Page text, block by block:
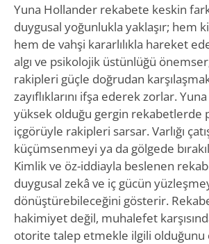
Yuna Hollander rekabete keskin
duygusal yoğunlukla yaklaşır; hem
hem de vahşi kararlılıkla hareket
algı ve psikolojik üstünlüğü
rakipleri güçle doğrudan
zayıflıklarını ifşa ederek zorlar.
yüksek olduğu gergin rekabetlerde
içgörüyle rakipleri sarsar. Varlığı
küçümsenmeyi ya da gölgede
Kimlik ve öz-iddiayla beslenen
duygusal zekâ ve iç gücün
dönüştürebileceğini gösterir.
hakimiyet değil, muhalefet
otorite talep etmekle ilgili olduğunu